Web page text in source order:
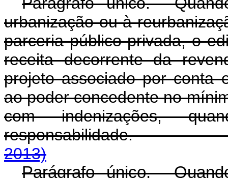
urbanização ou à
parceria público-privada, o
receita decorrente da
projeto associado por conta
ao poder concedente no
com indenizações,
2013)
Parágrafo único.